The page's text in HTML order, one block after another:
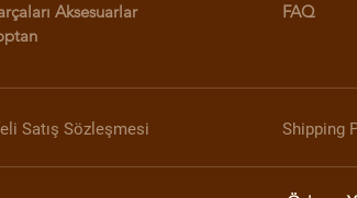
Aksesuarlar
FAQ
Satış Sözleşmesi Shipping